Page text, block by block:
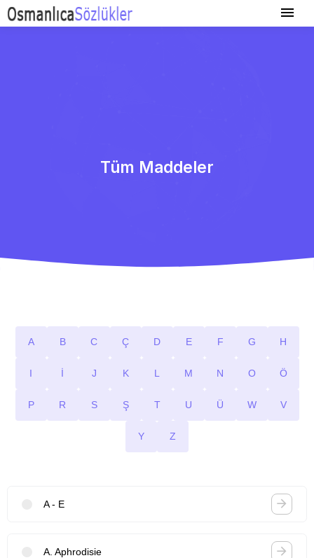
Tüm Maddeler
A B C Ç D E F G H
I İ J K L M N O Ö
P R S Ş T U Ü W V
Y Z
A - E
A. Aphrodisie